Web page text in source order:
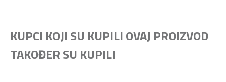
KUPCI KOJI SU KUPILI OVAJ PROIZVOD
TAKOĐER SU KUPILI